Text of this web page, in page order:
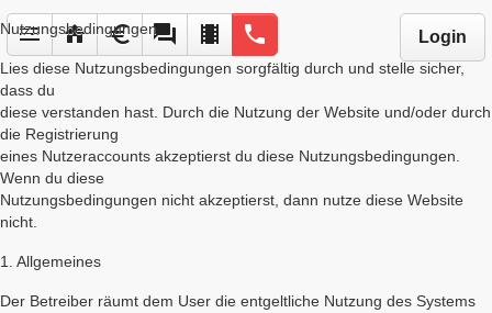
menu home euro forum local_movies phone Login
Nutzungsbedingungen
Lies diese Nutzungsbedingungen sorgfältig durch und stelle sicher,
dass du
diese verstanden hast. Durch die Nutzung der Website und/oder durch
die Registrierung
eines Nutzeraccounts akzeptierst du diese Nutzungsbedingungen.
Wenn du diese
Nutzungsbedingungen nicht akzeptierst, dann nutze diese Website
nicht.
1. Allgemeines
Der Betreiber räumt dem User die entgeltliche Nutzung des Systems